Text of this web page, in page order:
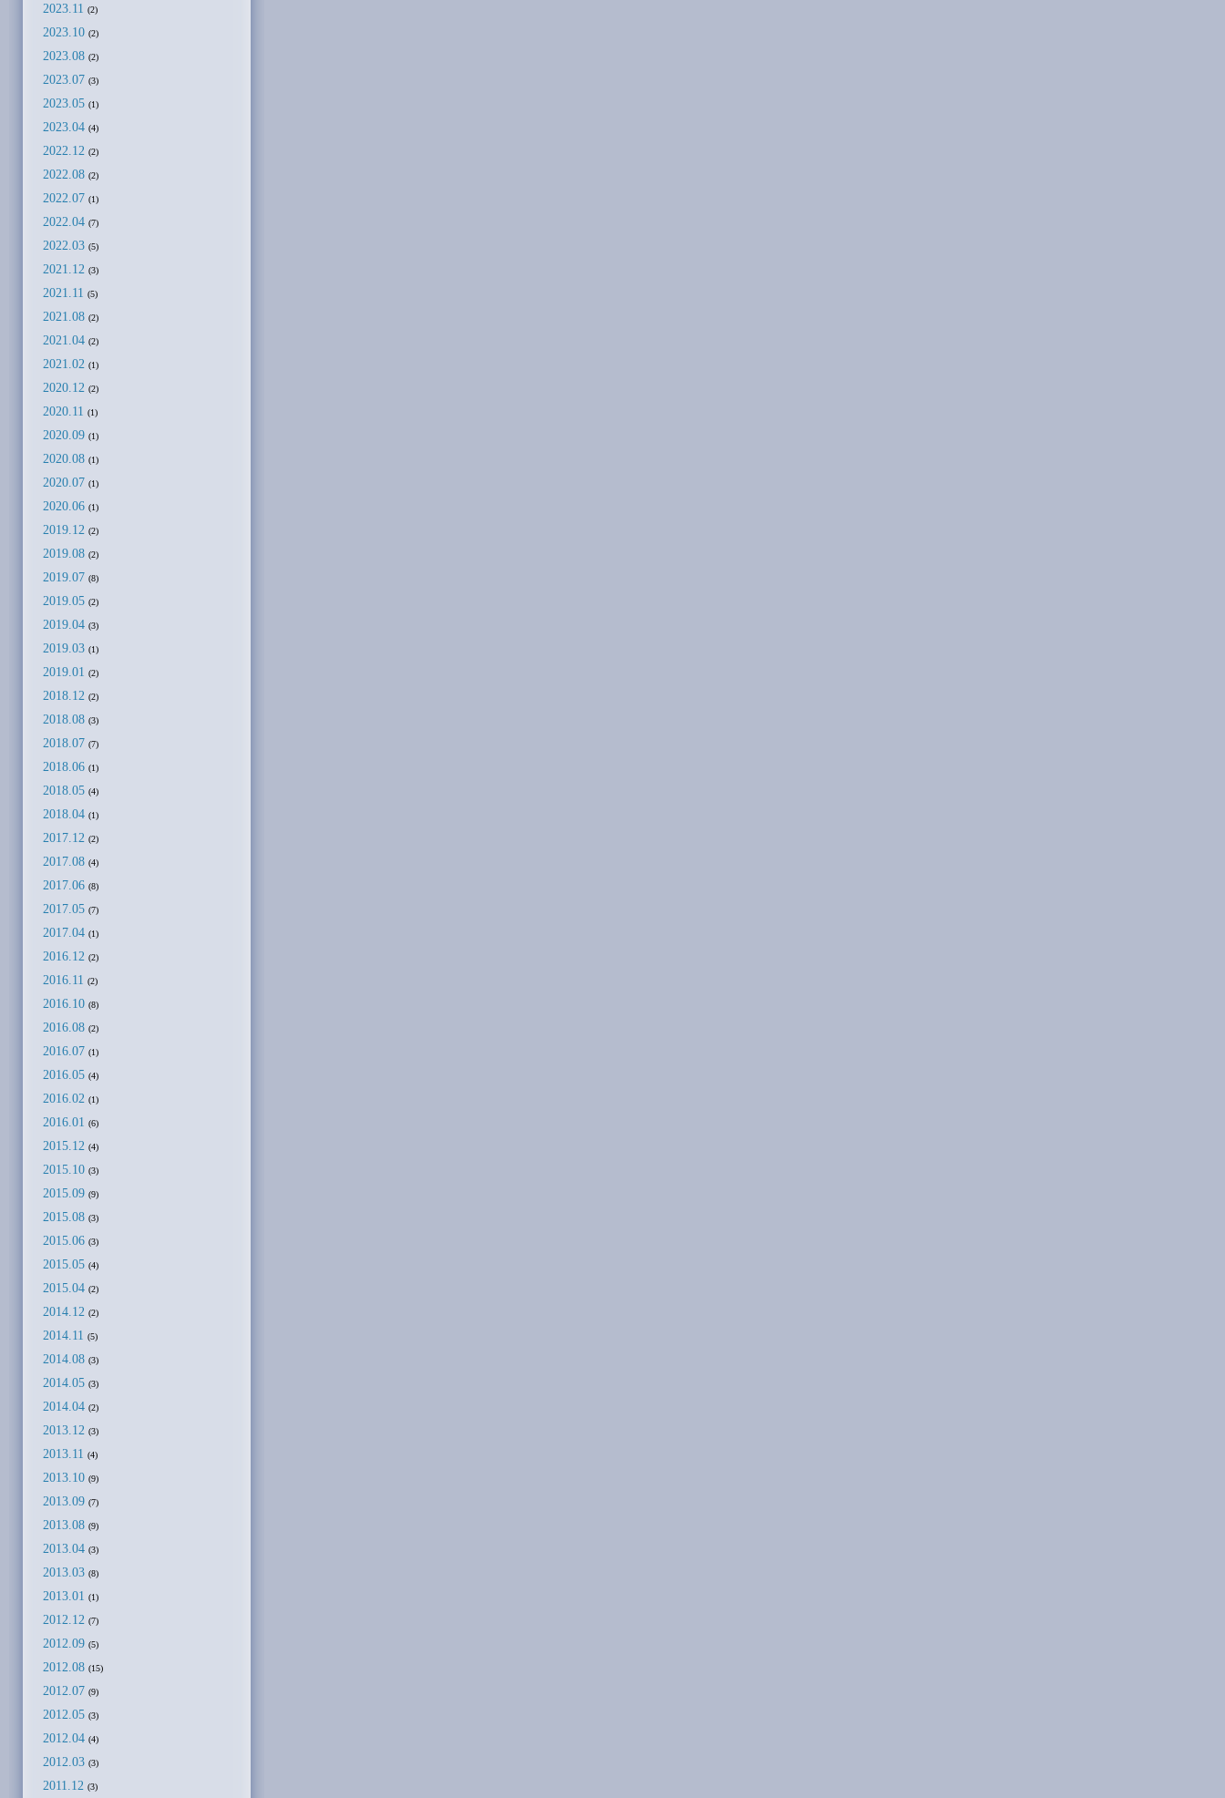
2023.11 (2)
2023.10 (2)
2023.08 (2)
2023.07 (3)
2023.05 (1)
2023.04 (4)
2022.12 (2)
2022.08 (2)
2022.07 (1)
2022.04 (7)
2022.03 (5)
2021.12 (3)
2021.11 (5)
2021.08 (2)
2021.04 (2)
2021.02 (1)
2020.12 (2)
2020.11 (1)
2020.09 (1)
2020.08 (1)
2020.07 (1)
2020.06 (1)
2019.12 (2)
2019.08 (2)
2019.07 (8)
2019.05 (2)
2019.04 (3)
2019.03 (1)
2019.01 (2)
2018.12 (2)
2018.08 (3)
2018.07 (7)
2018.06 (1)
2018.05 (4)
2018.04 (1)
2017.12 (2)
2017.08 (4)
2017.06 (8)
2017.05 (7)
2017.04 (1)
2016.12 (2)
2016.11 (2)
2016.10 (8)
2016.08 (2)
2016.07 (1)
2016.05 (4)
2016.02 (1)
2016.01 (6)
2015.12 (4)
2015.10 (3)
2015.09 (9)
2015.08 (3)
2015.06 (3)
2015.05 (4)
2015.04 (2)
2014.12 (2)
2014.11 (5)
2014.08 (3)
2014.05 (3)
2014.04 (2)
2013.12 (3)
2013.11 (4)
2013.10 (9)
2013.09 (7)
2013.08 (9)
2013.04 (3)
2013.03 (8)
2013.01 (1)
2012.12 (7)
2012.09 (5)
2012.08 (15)
2012.07 (9)
2012.05 (3)
2012.04 (4)
2012.03 (3)
2011.12 (3)